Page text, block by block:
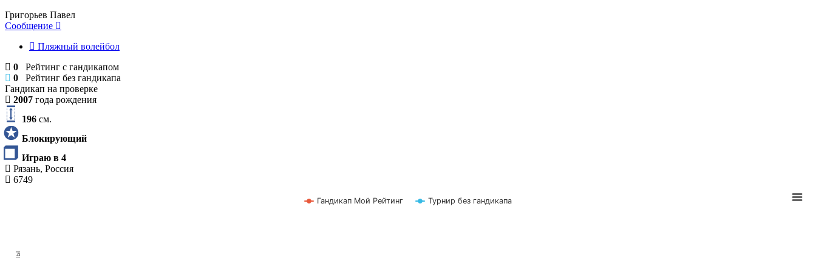
Григорьев Павел
Сообщение
Пляжный волейбол
0 Рейтинг с гандикапом
0 Рейтинг без гандикапа
Гандикап на проверке
2007 года рождения
196 см.
Блокирующий
Играю в 4
Рязань, Россия
6749
Гандикап Мой Рейтинг Турнир без гандикапа